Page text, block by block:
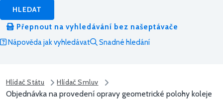
HLEDAT
Přepnout na vyhledávání bez našeptávače
Nápověda jak vyhledávat
Snadné hledání
Hlídač Státu Hlídač Smluv
Objednávka na provedení opravy geometrické polohy koleje